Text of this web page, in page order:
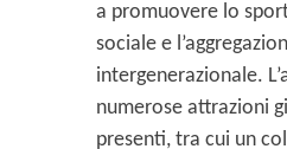
a promuovere lo
sociale e
intergenerazionale.
numerose attrazioni
presenti, tra cui un